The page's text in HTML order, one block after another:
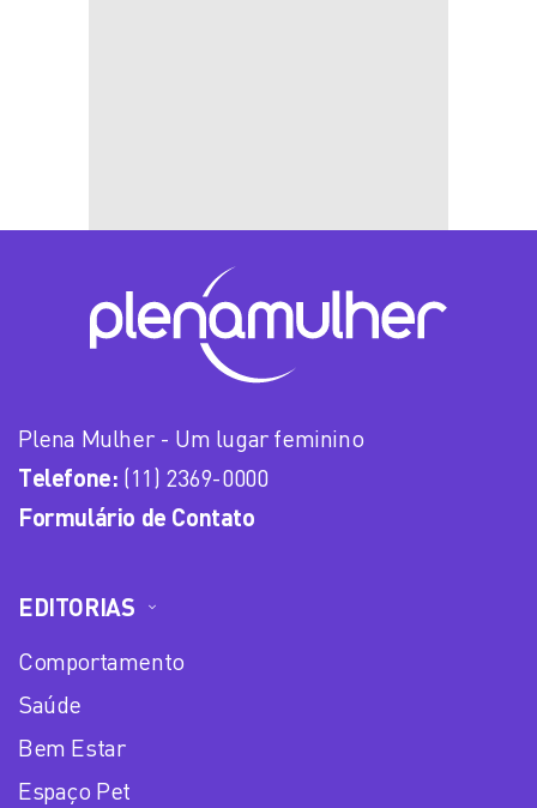
Plena Mulher - Um lugar feminino
Telefone: (11) 2369-0000
Formulário de Contato
EDITORIAS
Comportamento
Saúde
Bem Estar
Espaço Pet